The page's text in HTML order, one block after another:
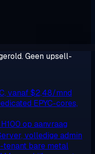
Geen upsell-
vanaf $2,48/mnd
EPYC-cores,
op aanvraag
volledige admin
tenant bare metal